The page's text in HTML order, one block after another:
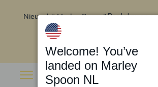
Nieuw bij Marley Spoon?Bestel nu en
Welcome! You’ve
landed on Marley
Spoon NL